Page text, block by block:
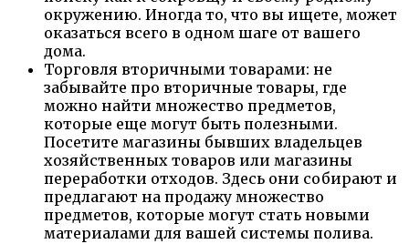
окружению. Иногда то, что вы ищете, может
оказаться всего в одном шаге от вашего
дома.
Торговля вторичными товарами: не
забывайте про вторичные товары, где
можно найти множество предметов,
которые еще могут быть полезными.
Посетите магазины бывших владельцев
хозяйственных товаров или магазины
переработки отходов. Здесь они собирают и
предлагают на продажу множество
предметов, которые могут стать новыми
материалами для вашей системы полива.